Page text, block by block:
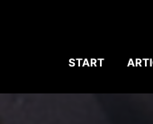
START